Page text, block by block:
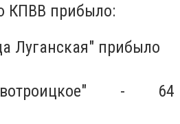
КПВВ прибыло:
Луганская" прибыло
- 64